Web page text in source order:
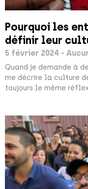
Pourquoi les
définir leur
5 février 2024
Quand je demande à
me décrire la culture
toujours le même